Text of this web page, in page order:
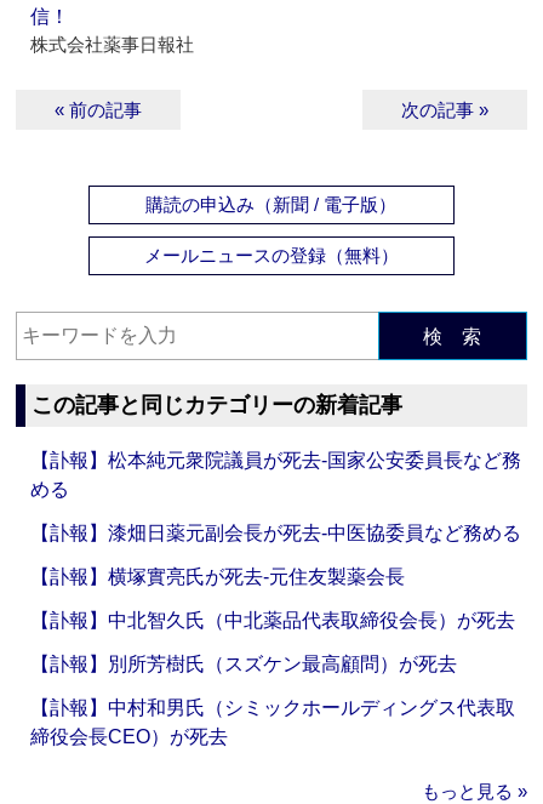
信！
株式会社薬事日報社
« 前の記事 次の記事 »
購読の申込み（新聞 / 電子版）
メールニュースの登録（無料）
検 索
この記事と同じカテゴリーの新着記事
【訃報】松本純元衆院議員が死去‐国家公安委員長など務
める
【訃報】漆畑日薬元副会長が死去‐中医協委員など務める
【訃報】横塚實亮氏が死去‐元住友製薬会長
【訃報】中北智久氏（中北薬品代表取締役会長）が死去
【訃報】別所芳樹氏（スズケン最高顧問）が死去
【訃報】中村和男氏（シミックホールディングス代表取
締役会長CEO）が死去
もっと見る »